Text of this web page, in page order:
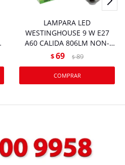
LAMPARA LED
WESTINGHOUSE 9 W E27
A60 CALIDA 806LM NON-
DIMMABLE 39048-48
$69 $ 89